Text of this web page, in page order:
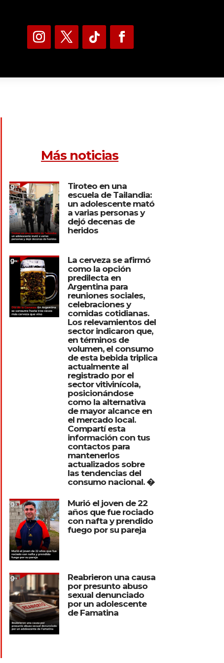
Más noticias
Tiroteo en una
escuela de Tailandia:
un adolescente mató
a varias personas y
dejó decenas de
heridos
La cerveza se afirmó
como la opción
predilecta en
Argentina para
reuniones sociales,
celebraciones y
comidas cotidianas.
Los relevamientos del
sector indicaron que,
en términos de
volumen, el consumo
de esta bebida triplica
actualmente al
registrado por el
sector vitivinícola,
posicionándose
como la alternativa
de mayor alcance en
el mercado local.
Compartí esta
información con tus
contactos para
mantenerlos
actualizados sobre
las tendencias del
consumo nacional. �
Murió el joven de 22
años que fue rociado
con nafta y prendido
fuego por su pareja
Reabrieron una causa
por presunto abuso
sexual denunciado
por un adolescente
de Famatina